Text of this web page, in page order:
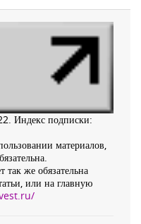
Индекс подписки:
материалов,
же обязательна
или на главную